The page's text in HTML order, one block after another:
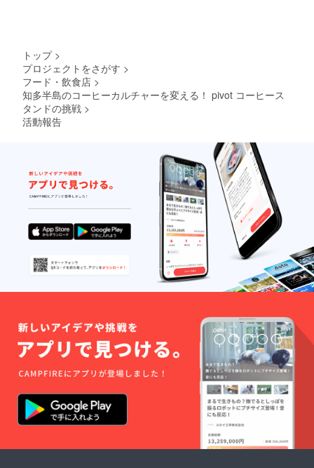
明しま
を一緒
に食べ
ましょ
う（ド
リン
ク・デ
ザート
付
き）！
作った
スパイ
スミッ
クスの
お土産
つきま
す。
======
======
======
======
======
= ※支援
者様の
や滞在
費は各
自でご
トップ >
プロジェクトをさがす >
フード・飲食店 >
知多半島のコーヒーカルチャーを変える！ pivot コーヒース
タンドの挑戦 >
活動報告